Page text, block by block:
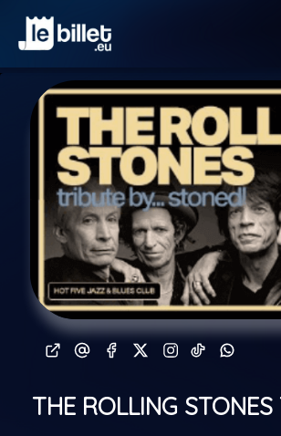
THE ROLLING